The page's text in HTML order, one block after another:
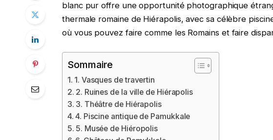
blanc pur offre une opportunité photographique
thermale romaine de Hiérapolis, avec sa célèbre
où vous pouvez faire comme les Romains et faire
Sommaire
1. Vasques de travertin
2. Ruines de la ville de Hiérapolis
3. Théâtre de Hiérapolis
4. Piscine antique de Pamukkale
5. Musée de Hiéropolis